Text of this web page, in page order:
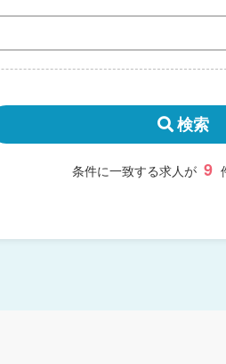
検索
条件に一致する求人が 9